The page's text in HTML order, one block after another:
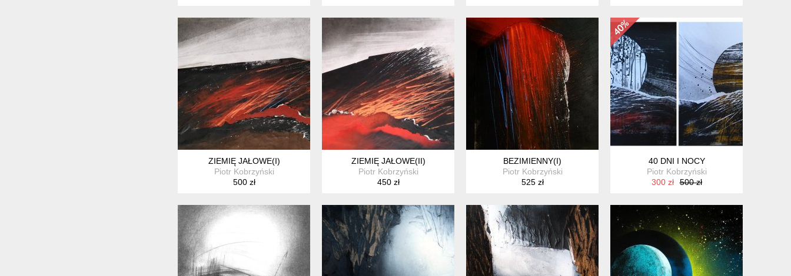
ZIEMIĘ JAŁOWE(I)
Piotr Kobrzyński
500 zł
ZIEMIĘ JAŁOWE(II)
Piotr Kobrzyński
450 zł
BEZIMIENNY(I)
Piotr Kobrzyński
525 zł
40 DNI I NOCY
Piotr Kobrzyński
300 zł
500 zł